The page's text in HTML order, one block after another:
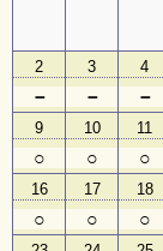
ち
ょ
う
並
木
子
ど
2
－
3
－
4
－
9
○
10
○
11
○
16
○
17
○
18
○